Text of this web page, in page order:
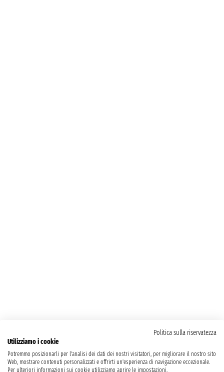
Politica sulla riservatezza
Utilizziamo i cookie
Potremmo posizionarli per l'analisi dei dati dei nostri visitatori, per migliorare il nostro sito
Web, mostrare contenuti personalizzati e offrirti un'esperienza di navigazione eccezionale.
Per ulteriori informazioni sui cookie utilizziamo aprire le impostazioni.